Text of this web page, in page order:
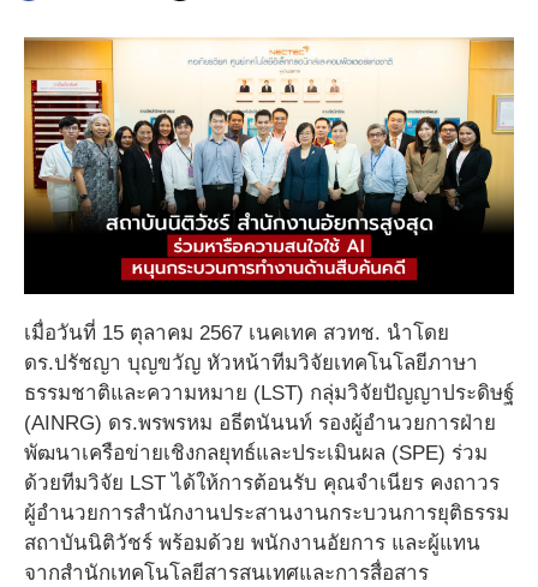
เมื่อวันที่ 15 ตุลาคม 2567 เนคเทค สวทช. นำโดย
ดร.ปรัชญา บุญขวัญ หัวหน้าทีมวิจัยเทคโนโลยีภาษา
ธรรมชาติและความหมาย (LST) กลุ่มวิจัยปัญญาประดิษฐ์
(AINRG) ดร.พรพรหม อธีตนันนท์ รองผู้อำนวยการฝ่าย
พัฒนาเครือข่ายเชิงกลยุทธ์และประเมินผล (SPE) ร่วม
ด้วยทีมวิจัย LST ได้ให้การต้อนรับ คุณจำเนียร คงถาวร
ผู้อำนวยการสำนักงานประสานงานกระบวนการยุติธรรม
สถาบันนิติวัชร์ พร้อมด้วย พนักงานอัยการ และผู้แทน
จากสำนักเทคโนโลยีสารสนเทศและการสื่อสาร